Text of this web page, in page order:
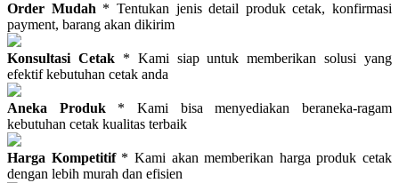
Order Mudah * Tentukan jenis detail produk cetak, konfirmasi
payment, barang akan dikirim
Konsultasi Cetak* Kami siap untuk memberikan solusi yang
efektif kebutuhan cetak anda
Aneka Produk * Kami bisa menyediakan beraneka-ragam
kebutuhan cetak kualitas terbaik
Harga Kompetitif* Kami akan memberikan harga produk cetak
dengan lebih murah dan efisien